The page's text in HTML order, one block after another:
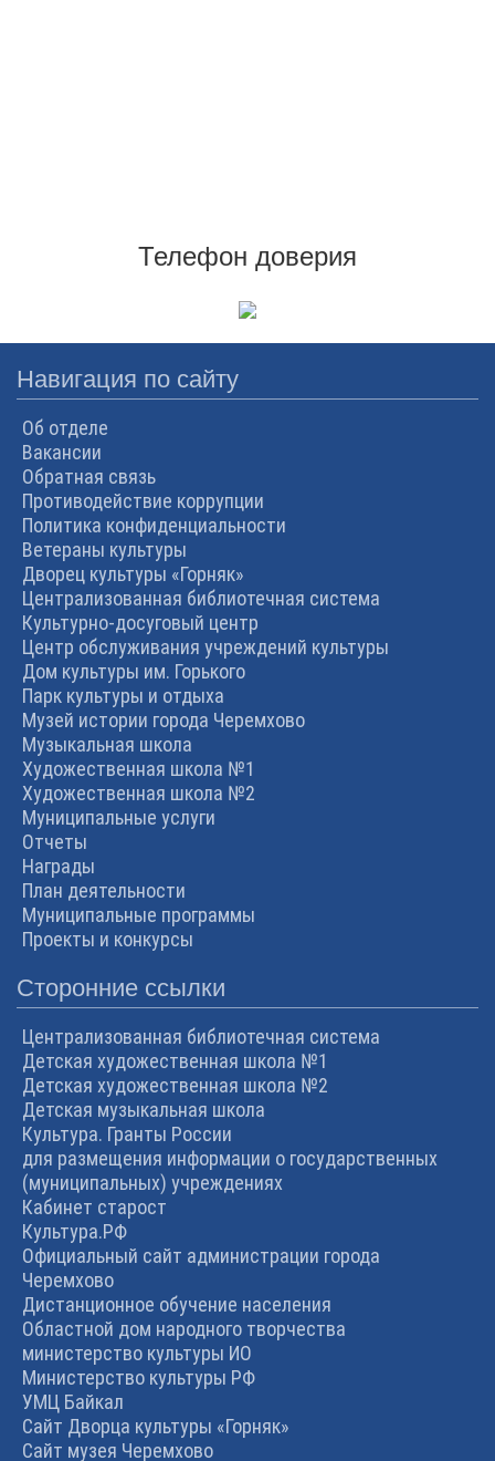
Телефон доверия
Навигация по сайту
Об отделе
Вакансии
Обратная связь
Противодействие коррупции
Политика конфиденциальности
Ветераны культуры
Дворец культуры «Горняк»
Централизованная библиотечная система
Культурно-досуговый центр
Центр обслуживания учреждений культуры
Дом культуры им. Горького
Парк культуры и отдыха
Музей истории города Черемхово
Музыкальная школа
Художественная школа №1
Художественная школа №2
Муниципальные услуги
Отчеты
Награды
План деятельности
Муниципальные программы
Проекты и конкурсы
Сторонние ссылки
Централизованная библиотечная система
Детская художественная школа №1
Детская художественная школа №2
Детская музыкальная школа
Культура. Гранты России
для размещения информации о государственных
(муниципальных) учреждениях
Кабинет старост
Культура.РФ
Официальный сайт администрации города
Черемхово
Дистанционное обучение населения
Областной дом народного творчества
министерство культуры ИО
Министерство культуры РФ
УМЦ Байкал
Сайт Дворца культуры «Горняк»
Сайт музея Черемхово